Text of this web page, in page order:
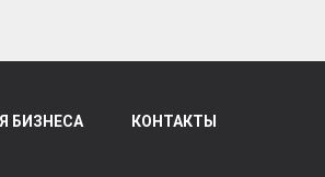
БИЗНЕСА КОНТАКТЫ